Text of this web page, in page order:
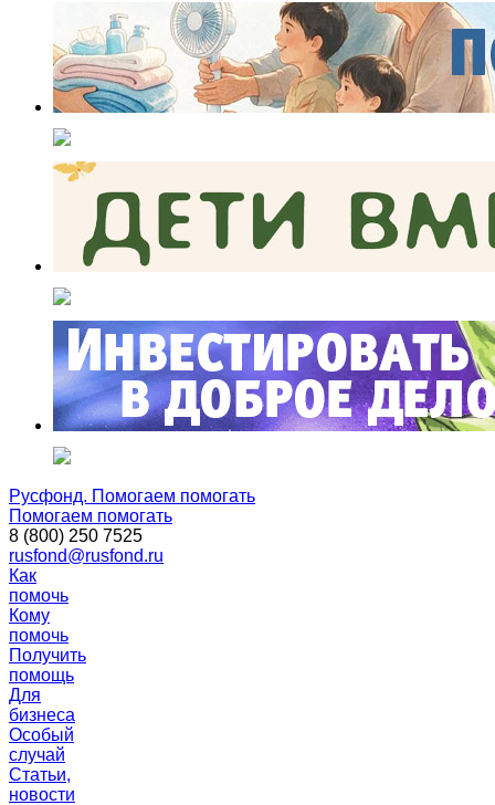
Русфонд. Помогаем помогать
Помогаем помогать
8 (800) 250 7525
rusfond@rusfond.ru
Как
помочь
Кому
помочь
Получить
помощь
Для
бизнеса
Особый
случай
Статьи,
новости